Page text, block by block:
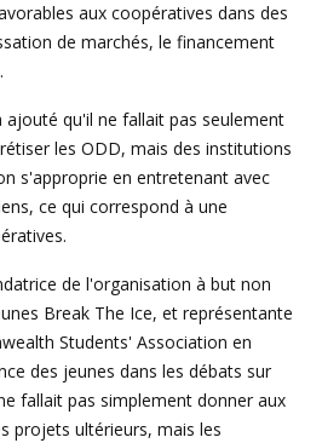
aux coopératives dans des
de marchés, le financement
ajouté qu'il ne fallait pas seulement
les ODD, mais des institutions
s'approprie en entretenant avec
ce qui correspond à une
de l'organisation à but non
Break The Ice, et représentante
Students' Association en
des jeunes dans les débats sur
fallait pas simplement donner aux
projets ultérieurs, mais les